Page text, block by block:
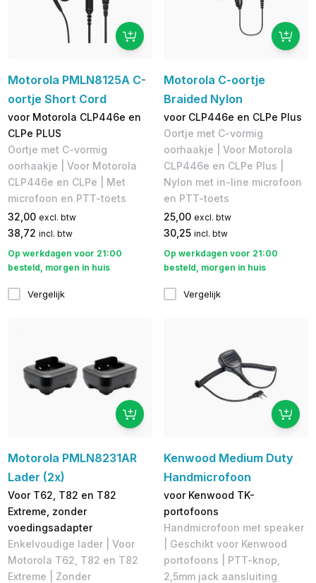
Motorola PMLN8125A C-
oortje Short Cord
voor Motorola CLP446e en
CLPe PLUS
Oortje met C-vormig
oorhaakje | Voor Motorola
CLP446e en CLPe | Met
microfoon en PTT-toets
32,00 excl. btw
38,72 incl. btw
Op werkdagen voor 21:00
besteld, morgen in huis
Vergelijk
Motorola C-oortje
Braided Nylon
voor CLP446e en CLPe Plus
Oortje met C-vormig
oorhaakje | Voor Motorola
CLP446e en CLPe Plus |
Nylon met in-line microfoon
en PTT-toets
25,00 excl. btw
30,25 incl. btw
Op werkdagen voor 21:00
besteld, morgen in huis
Vergelijk
Motorola PMLN8231AR
Lader (2x)
Voor T62, T82 en T82
Extreme, zonder
voedingsadapter
Enkelvoudige lader | Voor
Motorola T62, T82 en T82
Extreme | Zonder
Kenwood Medium Duty
Handmicrofoon
voor Kenwood TK-
portofoons
Handmicrofoon met speaker
| Geschikt voor Kenwood
portofoons | PTT-knop,
2,5mm jack aansluiting